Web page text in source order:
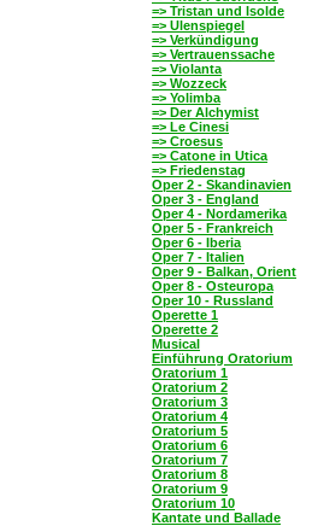
=> Tristan und Isolde
=> Ulenspiegel
=> Verkündigung
=> Vertrauenssache
=> Violanta
=> Wozzeck
=> Yolimba
=> Der Alchymist
=> Le Cinesi
=> Croesus
=> Catone in Utica
=> Friedenstag
Oper 2 - Skandinavien
Oper 3 - England
Oper 4 - Nordamerika
Oper 5 - Frankreich
Oper 6 - Iberia
Oper 7 - Italien
Oper 9 - Balkan, Orient
Oper 8 - Osteuropa
Oper 10 - Russland
Operette 1
Operette 2
Musical
Einführung Oratorium
Oratorium 1
Oratorium 2
Oratorium 3
Oratorium 4
Oratorium 5
Oratorium 6
Oratorium 7
Oratorium 8
Oratorium 9
Oratorium 10
Kantate und Ballade